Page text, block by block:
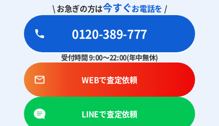
\ お急ぎの方は今すぐお電話を /
0120-389-777
受付時間 9:00～22:00(年中無休)
WEBで査定依頼
LINEで査定依頼